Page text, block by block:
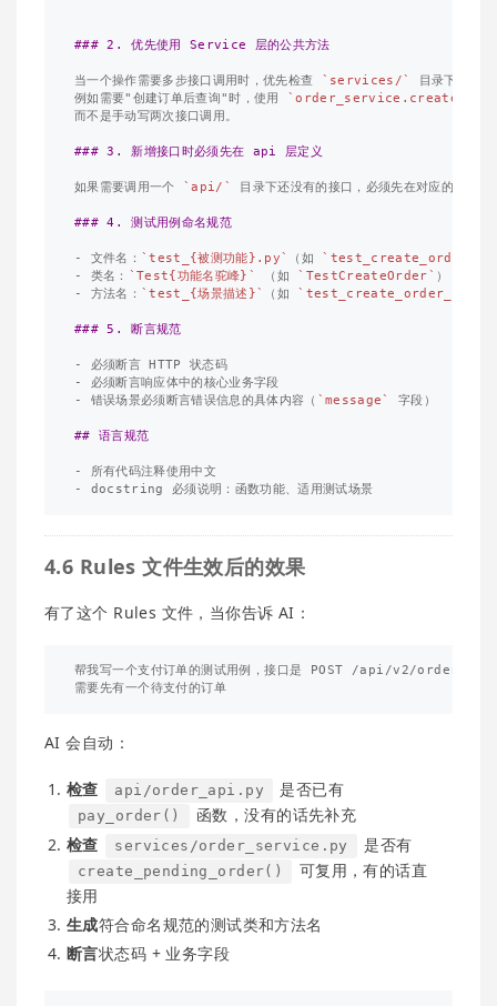
### 2. 优先使用 Service 层的公共方法
当一个操作需要多步接口调用时，优先检查 `services/`
目录下是否
例如需要"创建订单后查询"时，使用
而不是手动写两次接口调用。
### 3. 新增接口时必须先在 api 层定义
如果需要调用一个 `api/` 目录下还没有的接口，必须先在对应的
### 4. 测试用例命名规范
- 文件名： `test_{被测功能}.py` （如
-
类名： `Test{功能名驼峰}` （如 `TestCreateOrder`
-
方法名： `test_{场景描述}` （如
### 5. 断言规范
-
-
-
错误场景必须断言错误信息的具体内容（ `message` 字段）
## 语言规范
-
-
4.6 Rules 文件生效后的效果
有了这个 Rules 文件，当你告诉 AI：
帮我写一个支付订单的测试用例，接口是 POST /api/v2/
AI 会自动：
检查 api/order_api.py 是否已有
pay_order()
函数，没有的话先补充
检查
services/order_service.py 是否有
create_pending_order()
可复用，有的话直
接用
生成符合命名规范的测试类和方法名
断言状态码 + 业务字段